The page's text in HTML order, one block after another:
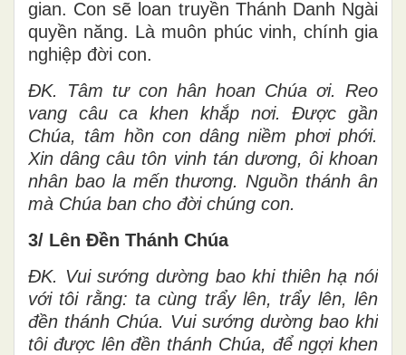
gian. Con sẽ loan truyền Thánh Danh Ngài
quyền năng. Là muôn phúc vinh, chính gia
nghiệp đời con.
ĐK. Tâm tư con hân hoan Chúa ơi. Reo
vang câu ca khen khắp nơi. Được gần
Chúa, tâm hồn con dâng niềm phơi phới.
Xin dâng câu tôn vinh tán dương, ôi khoan
nhân bao la mến thương. Nguồn thánh ân
mà Chúa ban cho đời chúng con.
3/ Lên Đền Thánh Chúa
ĐK. Vui sướng dường bao khi thiên hạ nói
với tôi rằng: ta cùng trẩy lên, trẩy lên, lên
đền thánh Chúa. Vui sướng dường bao khi
tôi được lên đền thánh Chúa, để ngợi khen